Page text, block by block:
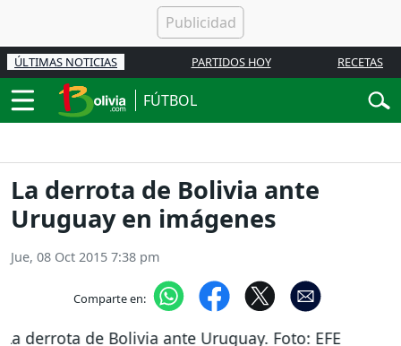
ÚLTIMAS NOTICIAS PARTIDOS HOY RECETAS
FÚTBOL
La derrota de Bolivia ante
Uruguay en imágenes
Jue, 08 Oct 2015 7:38 pm
Comparte en: